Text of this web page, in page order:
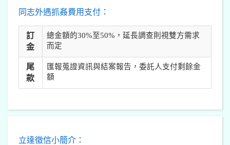
同志外遇抓姦費用支付：
訂
金
總金額的30%至50%，延長調查則視雙方需求
而定
尾
款
匯報蒐證資訊與結案報告，委託人支付剩餘金
額
立達徵信小簡介：